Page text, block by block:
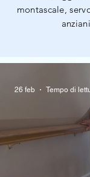
montascale,
26 feb Tempo di